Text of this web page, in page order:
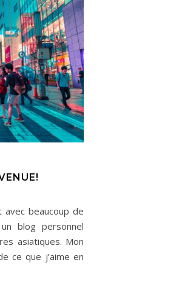
beaucoup de
blog personnel
asiatiques. Mon
ce que j’aime en